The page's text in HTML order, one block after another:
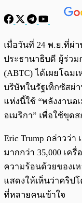
พร้อมเล่น
เมื่อวันที่ 24 พ.ย.ที่ผ่
ประธานาธิบดี ผู้ร่วม
(ABTC) ได้เผยโฉม
บริษัทในรัฐเท็กซัสผ่
แห่งนี้ใช้ “พลังงาน
อเมริกา” เพื่อใช้ขุด
Eric Trump กล่าวว่
มากกว่า 35,000 เค
ความร้อนด้วยของเ
แสดงให้เห็นว่าคริป
ที่หลายคนเข้าใจ